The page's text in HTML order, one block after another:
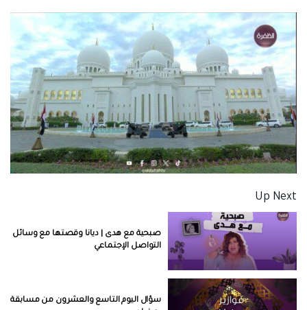
Up Next
صبحية مع هدى | ديانا وقصتها مع وسائل
التواصل الإجتماعي
سؤال اليوم التاسع والعشرون من مسابقة